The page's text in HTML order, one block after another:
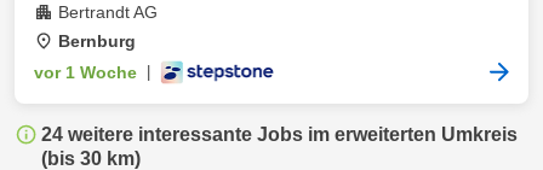
Bertrandt AG
Bernburg
vor 1 Woche
24 weitere interessante Jobs im erweiterten Umkreis
(bis 30 km)